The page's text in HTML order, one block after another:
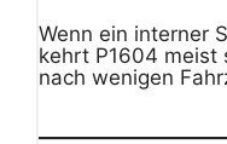
Wenn ein interner
kehrt P1604 meist
nach wenigen